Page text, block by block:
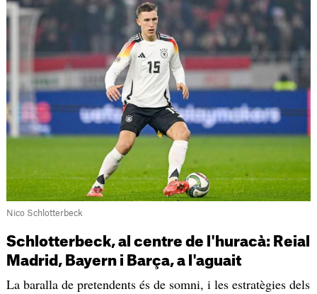
Nico Schlotterbeck
Schlotterbeck, al centre de l'huracà: Reial
Madrid, Bayern i Barça, a l'aguait
La baralla de pretendents és de somni, i les estratègies dels